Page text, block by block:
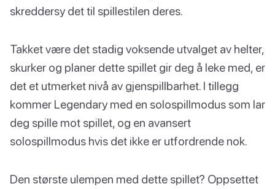
skreddersy det til spillestilen deres.
Takket være det stadig voksende utvalget av helter,
skurker og planer dette spillet gir deg å leke med, er
det et utmerket nivå av gjenspillbarhet. I tillegg
kommer Legendary med en solospillmodus som lar
deg spille mot spillet, og en avansert
solospillmodus hvis det ikke er utfordrende nok.
Den største ulempen med dette spillet? Oppsettet